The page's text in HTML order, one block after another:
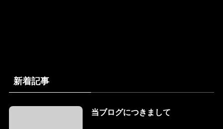
新着記事
当ブログにつきまして